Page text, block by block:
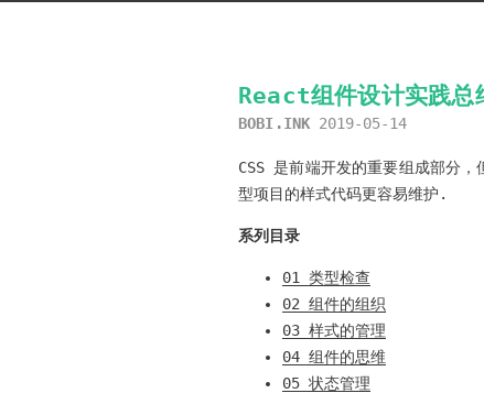
React组件设计实践
BOBI.INK 2019-05-14
CSS 是前端开发的重要组成部分
型项目的样式代码更容易维护.
系列目录
01 类型检查
02 组件的组织
03 样式的管理
04 组件的思维
05 状态管理